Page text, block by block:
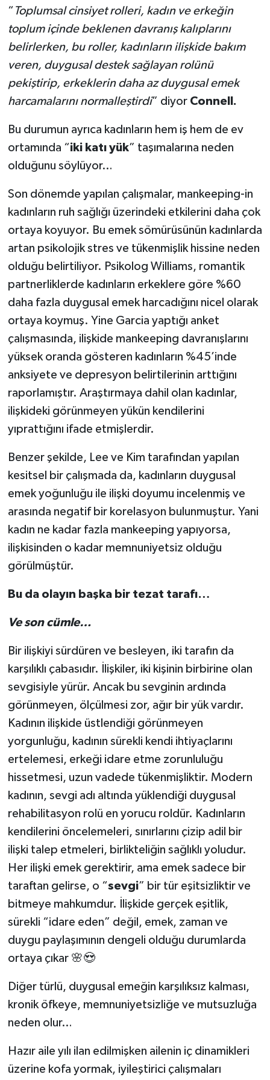
“ Toplumsal cinsiyet rolleri, kadın ve erkeğin
toplum içinde beklenen davranış kalıplarını
belirlerken, bu roller, kadınların ilişkide bakım
veren, duygusal destek sağlayan rolünü
pekiştirip, erkeklerin daha az duygusal emek
harcamalarını normalleştirdi” diyor Connell.
Bu durumun ayrıca kadınların hem iş hem de ev
ortamında “iki katı yük” taşımalarına neden
olduğunu söylüyor…
Son dönemde yapılan çalışmalar, mankeeping-in
kadınların ruh sağlığı üzerindeki etkilerini daha çok
ortaya koyuyor. Bu emek sömürüsünün kadınlarda
artan psikolojik stres ve tükenmişlik hissine neden
olduğu belirtiliyor. Psikolog Williams, romantik
partnerliklerde kadınların erkeklere göre %60
daha fazla duygusal emek harcadığını nicel olarak
ortaya koymuş. Yine Garcia yaptığı anket
çalışmasında, ilişkide mankeeping davranışlarını
yüksek oranda gösteren kadınların %45’inde
anksiyete ve depresyon belirtilerinin arttığını
raporlamıştır. Araştırmaya dahil olan kadınlar,
ilişkideki görünmeyen yükün kendilerini
yıprattığını ifade etmişlerdir.
Benzer şekilde, Lee ve Kim tarafından yapılan
kesitsel bir çalışmada da, kadınların duygusal
emek yoğunluğu ile ilişki doyumu incelenmiş ve
arasında negatif bir korelasyon bulunmuştur. Yani
kadın ne kadar fazla mankeeping yapıyorsa,
ilişkisinden o kadar memnuniyetsiz olduğu
görülmüştür.
Bu da olayın başka bir tezat tarafı…
Ve son cümle…
Bir ilişkiyi sürdüren ve besleyen, iki tarafın da
karşılıklı çabasıdır. İlişkiler, iki kişinin birbirine olan
sevgisiyle yürür. Ancak bu sevginin ardında
görünmeyen, ölçülmesi zor, ağır bir yük vardır.
Kadının ilişkide üstlendiği görünmeyen
yorgunluğu, kadının sürekli kendi ihtiyaçlarını
ertelemesi, erkeği idare etme zorunluluğu
hissetmesi, uzun vadede tükenmişliktir. Modern
kadının, sevgi adı altında yüklendiği duygusal
rehabilitasyon rolü en yorucu roldür. Kadınların
kendilerini öncelemeleri, sınırlarını çizip adil bir
ilişki talep etmeleri, birlikteliğin sağlıklı yoludur.
Her ilişki emek gerektirir, ama emek sadece bir
taraftan gelirse, o “sevgi” bir tür eşitsizliktir ve
bitmeye mahkumdur. İlişkide gerçek eşitlik,
sürekli “idare eden” değil, emek, zaman ve
duygu paylaşımının dengeli olduğu durumlarda
ortaya çıkar 🌸😍
Diğer türlü, duygusal emeğin karşılıksız kalması,
kronik öfkeye, memnuniyetsizliğe ve mutsuzluğa
neden olur…
Hazır aile yılı ilan edilmişken ailenin iç dinamikleri
üzerine kofa yormak, iyileştirici çalışmaları